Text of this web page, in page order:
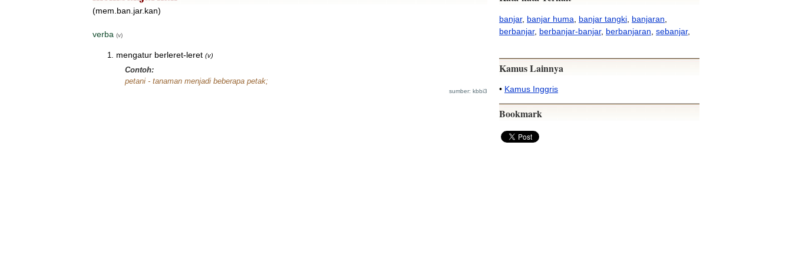
(mem.ban.jar.kan)
verba (v)
mengatur berleret-leret (v)
Contoh:
petani - tanaman menjadi beberapa petak;
sumber: kbbi3
banjar, banjar huma banjar tangki banjaran
berbanjar, berbanjar-banjar, berbanjaran sebanjar,
Kamus Lainnya
• Kamus Inggris
Bookmark